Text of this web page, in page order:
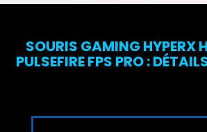
SOURIS GAMING
PULSEFIRE FPS PRO :